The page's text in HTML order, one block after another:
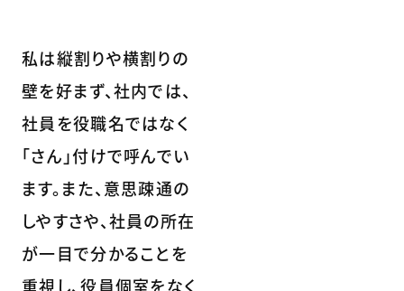
私は縦割りや横割りの
壁を好まず、社内では、
社員を役職名ではなく
「さん」付けで呼んでい
ます。また、意思疎通の
しやすさや、社員の所在
が一目で分かることを
重視し、役員個室をなく